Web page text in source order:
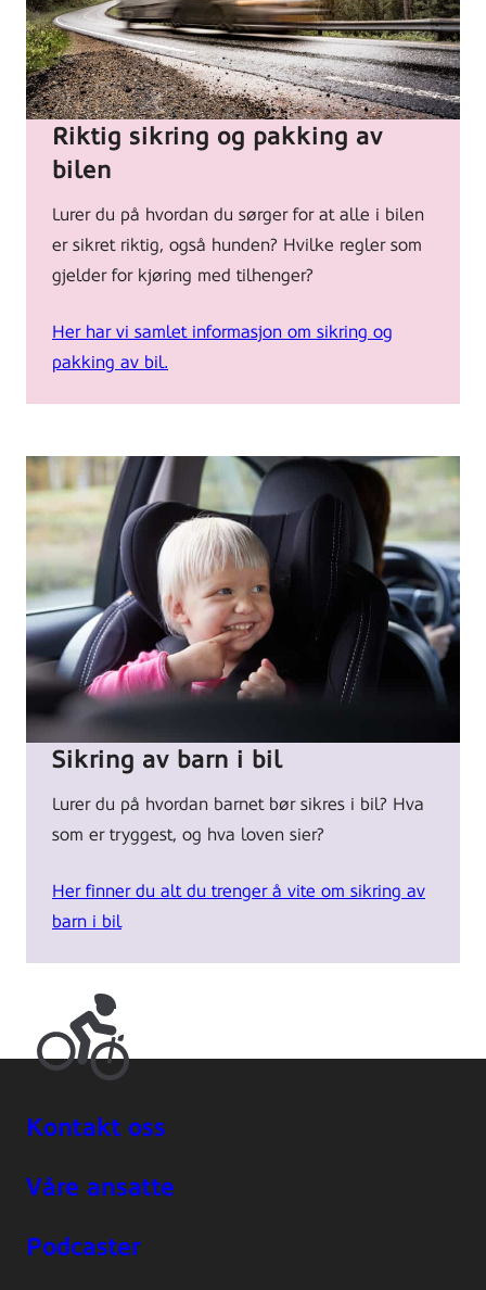
Colourbox.com.
Caravan
car
trailer
travels
motion
Riktig sikring og pakking av
bilen
Lurer du på hvordan du sørger for at alle i bilen
er sikret riktig, også hunden? Hvilke regler som
gjelder for kjøring med tilhenger?
Her har vi samlet informasjon om sikring og
pakking av bil.
Foto:
Morten
Brakestad.
Sikring av barn i bil
Lurer du på hvordan barnet bør sikres i bil? Hva
som er tryggest, og hva loven sier?
Her finner du alt du trenger å vite om sikring av
barn i bil
Kontakt oss
Våre ansatte
Podcaster